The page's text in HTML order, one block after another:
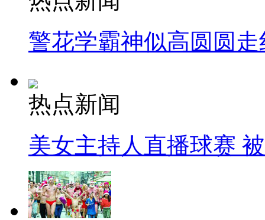
警花学霸神似高圆圆走
热点新闻
美女主持人直播球赛